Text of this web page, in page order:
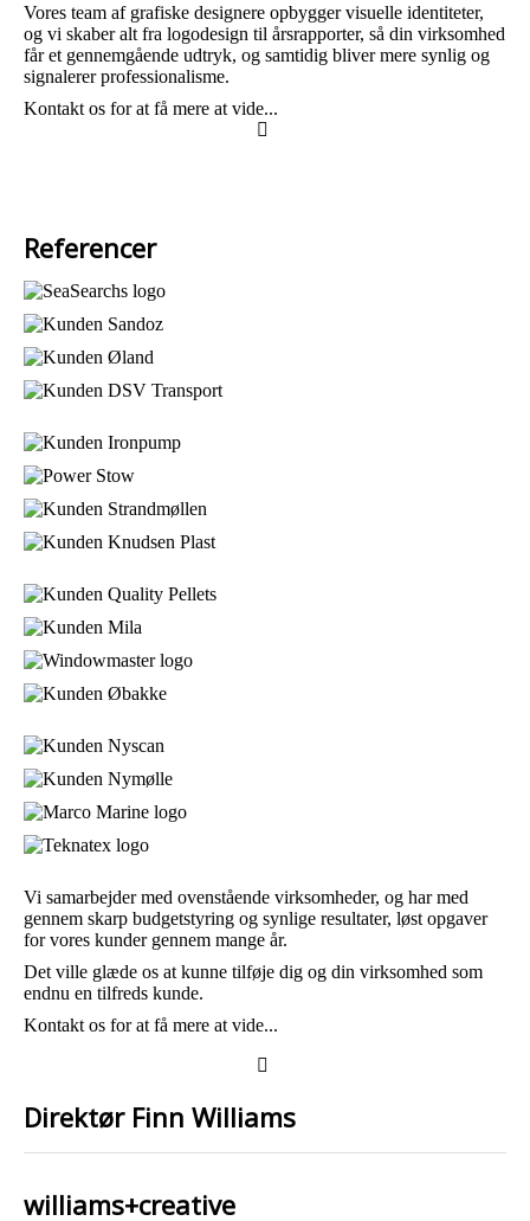
Vores team af grafiske designere opbygger visuelle identiteter,
og vi skaber alt fra logodesign til årsrapporter, så din virksomhed
får et gennemgående udtryk, og samtidig bliver mere synlig og
signalerer professionalisme.
Kontakt os for at få mere at vide...
Referencer
Vi samarbejder med ovenstående virksomheder, og har med
gennem skarp budgetstyring og synlige resultater, løst opgaver
for vores kunder gennem mange år.
Det ville glæde os at kunne tilføje dig og din virksomhed som
endnu en tilfreds kunde.
Kontakt os for at få mere at vide...
Direktør Finn Williams
williams+creative